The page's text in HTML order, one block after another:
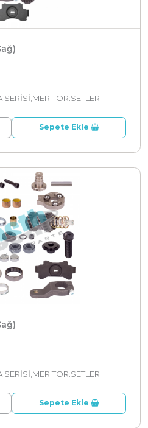
SERİSİ,MERITOR:SETLER
Sepete Ekle
SERİSİ,MERITOR:SETLER
Sepete Ekle